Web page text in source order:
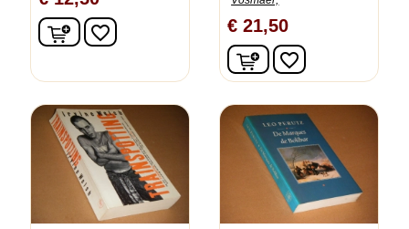
In winkelwagen
favorite_border € 21,50
In winkelwagen
favorite_border